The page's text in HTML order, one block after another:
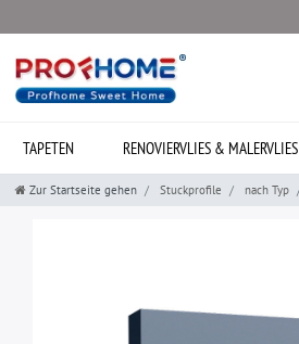
TAPETEN RENOVIERVLIES & MALERVLIES
Zur Startseite gehen Stuckprofile nach Typ